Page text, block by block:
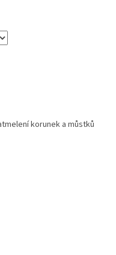
korunek a můstků